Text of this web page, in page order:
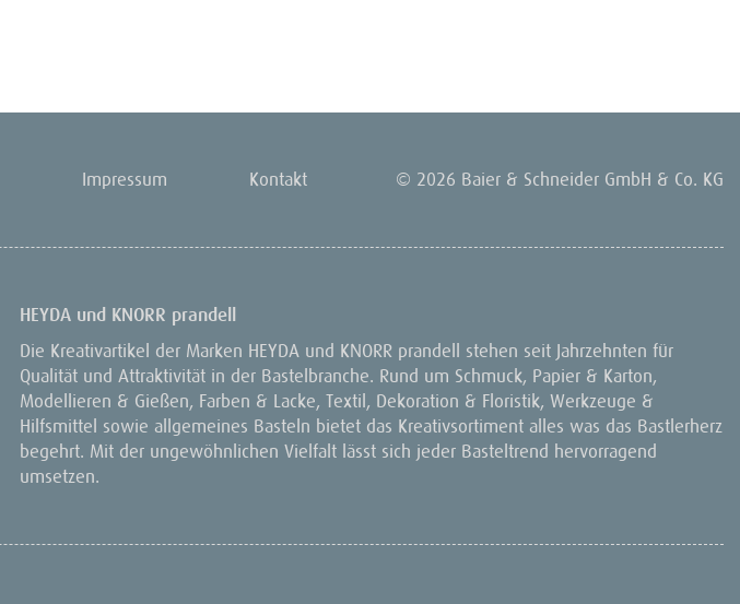
Impressum Kontakt © 2026 Baier & Schneider GmbH & Co. KG
HEYDA und KNORR prandell
Die Kreativartikel der Marken HEYDA und KNORR prandell stehen seit Jahrzehnten für
Qualität und Attraktivität in der Bastelbranche. Rund um Schmuck, Papier & Karton,
Modellieren & Gießen, Farben & Lacke, Textil, Dekoration & Floristik, Werkzeuge &
Hilfsmittel sowie allgemeines Basteln bietet das Kreativsortiment alles was das Bastlerherz
begehrt. Mit der ungewöhnlichen Vielfalt lässt sich jeder Basteltrend hervorragend
umsetzen.